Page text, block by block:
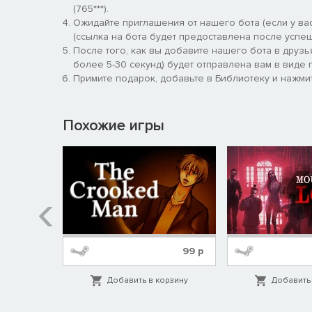
жилища полностью соответствует вашему
(765***).
Ожидайте приглашения от нашего бота (если у
(ссылка на бота будет предоставлена после
После того, как вы добавите нашего бота в
более 5-30 секунд) будет отправлена вам в виде
Примите подарок, добавьте в Библиотеку и
Похожие игры
99р
Добавить в корзину Добавить